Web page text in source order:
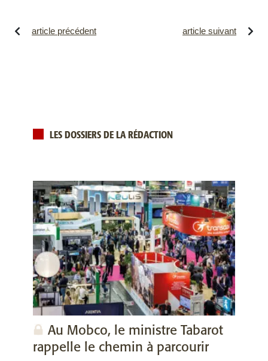
article précédent article suivant
LES DOSSIERS DE LA RÉDACTION
Au Mobco, le ministre Tabarot
rappelle le chemin à parcourir